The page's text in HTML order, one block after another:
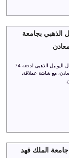
اليوبيل الذهبي بجامعة
شركة ترفيه الشرقية تنظم حفل اليوبيل الذهبي لدفعة 74
مع شاشة عملاقة،
الملك فهد